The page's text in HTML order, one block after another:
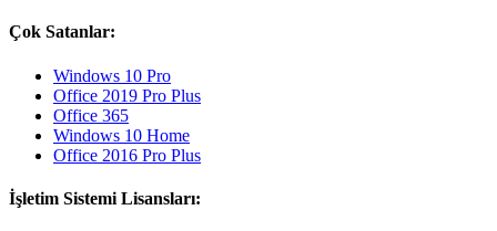
Çok Satanlar:
Windows 10 Pro
Office 2019 Pro Plus
Office 365
Windows 10 Home
Office 2016 Pro Plus
İşletim Sistemi Lisansları: